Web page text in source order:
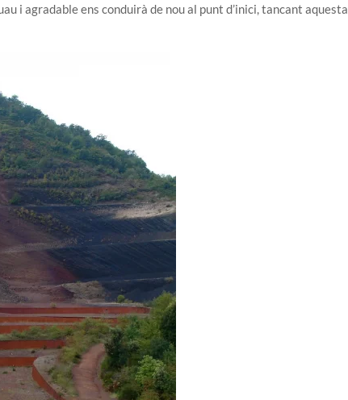
i agradable ens conduirà de nou al punt d’inici, tancant aquesta